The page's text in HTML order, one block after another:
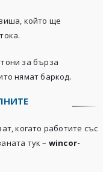
който ще
за бърза
нямат баркод.
когато работите със
тук – wincor-